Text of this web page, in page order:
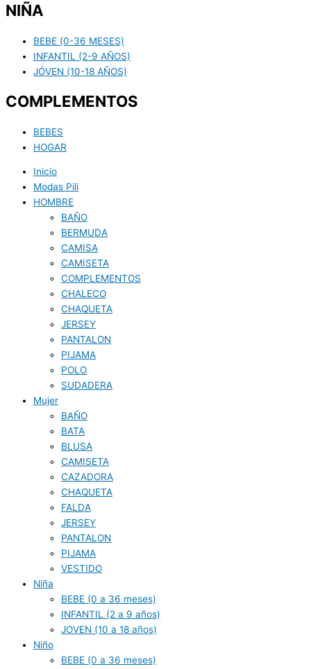
NIÑA
BEBE (0-36 MESES)
INFANTIL (2-9 AÑOS)
JÓVEN (10-18 AÑOS)
COMPLEMENTOS
BEBES
HOGAR
Inicio
Modas Pili
HOMBRE
BAÑO
BERMUDA
CAMISA
CAMISETA
COMPLEMENTOS
CHALECO
CHAQUETA
JERSEY
PANTALON
PIJAMA
POLO
SUDADERA
Mujer
BAÑO
BATA
BLUSA
CAMISETA
CAZADORA
CHAQUETA
FALDA
JERSEY
PANTALON
PIJAMA
VESTIDO
Niña
BEBE (0 a 36 meses)
INFANTIL (2 a 9 años)
JOVEN (10 a 18 años)
Niño
BEBE (0 a 36 meses)